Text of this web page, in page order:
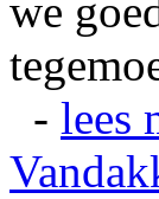
we
- lees